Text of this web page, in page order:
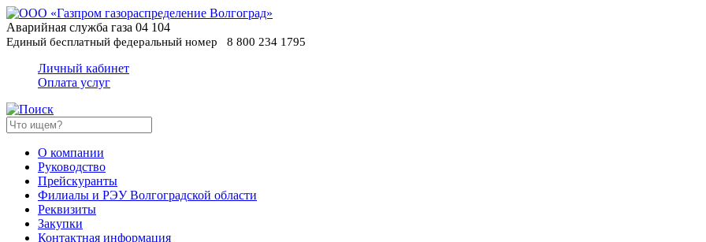
Аварийная служба газа 04 104
Единый бесплатный федеральный номер
8 800 234 1795
Личный кабинет
Оплата услуг
О компании
Руководство
Прейскуранты
Филиалы и РЭУ Волгоградской области
Реквизиты
Закупки
Контактная информация